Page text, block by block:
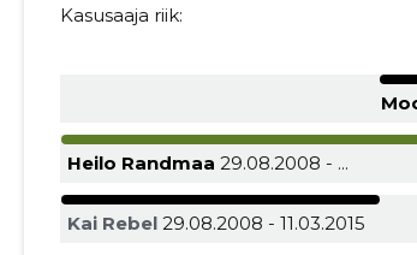
Kasusaaja riik:
Heilo Randmaa 29.08.2008 - ...
Kai Rebel 29.08.2008 - 11.03.2015